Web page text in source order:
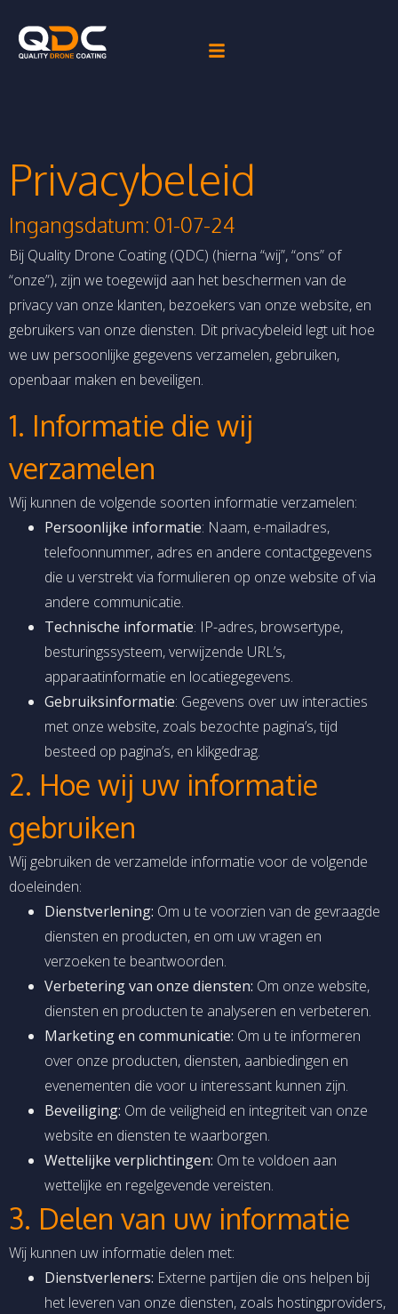
Privacybeleid
Ingangsdatum: 01-07-24
Bij Quality Drone Coating (QDC) (hierna “wij”, “ons” of
“onze”), zijn we toegewijd aan het beschermen van de
privacy van onze klanten, bezoekers van onze website, en
gebruikers van onze diensten. Dit privacybeleid legt uit hoe
we uw persoonlijke gegevens verzamelen, gebruiken,
openbaar maken en beveiligen.
1. Informatie die wij
verzamelen
Wij kunnen de volgende soorten informatie verzamelen:
Persoonlijke informatie: Naam, e-mailadres,
telefoonnummer, adres en andere contactgegevens
die u verstrekt via formulieren op onze website of via
andere communicatie.
Technische informatie: IP-adres, browsertype,
besturingssysteem, verwijzende URL’s,
apparaatinformatie en locatiegegevens.
Gebruiksinformatie: Gegevens over uw interacties
met onze website, zoals bezochte pagina’s, tijd
besteed op pagina’s, en klikgedrag.
2. Hoe wij uw informatie
gebruiken
Wij gebruiken de verzamelde informatie voor de volgende
doeleinden:
Dienstverlening: Om u te voorzien van de gevraagde
diensten en producten, en om uw vragen en
verzoeken te beantwoorden.
Verbetering van onze diensten: Om onze website,
diensten en producten te analyseren en verbeteren.
Marketing en communicatie: Om u te informeren
over onze producten, diensten, aanbiedingen en
evenementen die voor u interessant kunnen zijn.
Beveiliging: Om de veiligheid en integriteit van onze
website en diensten te waarborgen.
Wettelijke verplichtingen: Om te voldoen aan
wettelijke en regelgevende vereisten.
3. Delen van uw informatie
Wij kunnen uw informatie delen met:
Dienstverleners: Externe partijen die ons helpen bij
het leveren van onze diensten, zoals hostingproviders,